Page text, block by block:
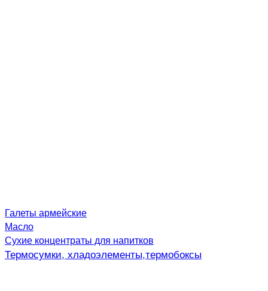
Галеты армейские
Масло
Сухие концентраты для напитков
Термосумки, хладоэлементы,термобоксы